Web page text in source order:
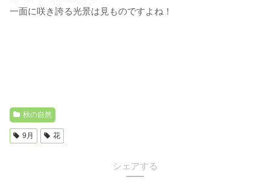
一面に咲き誇る光景は見ものですよね！
秋の自然
9月 花
シェアする